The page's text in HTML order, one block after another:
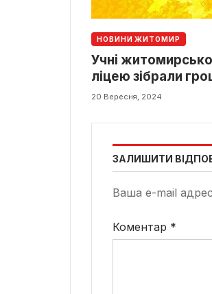
НОВИНИ ЖИТОМИР
Учні
ліцею зібрали
закупівлю РЕБу
20 Вересня, 2024
ЗАЛИШИТИ
Ваша e-mail
Коментар *